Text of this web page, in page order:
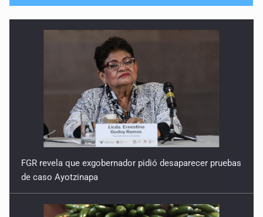
FGR revela que exgobernador pidió desaparecer pruebas
de caso Ayotzinapa